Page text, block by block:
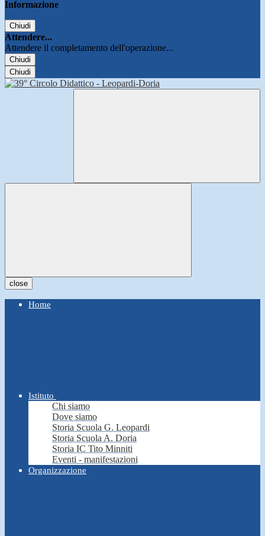
Informazione
Chiudi
Attendere...
Attendere il completamento dell'operazione...
Chiudi
Chiudi
close
Home
Istituto
Chi siamo
Dove siamo
Storia Scuola G. Leopardi
Storia Scuola A. Doria
Storia IC Tito Minniti
Eventi - manifestazioni
Organizzazione